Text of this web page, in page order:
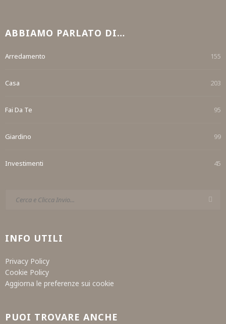
ABBIAMO PARLATO DI…
Arredamento 155
Casa 203
Fai Da Te 95
Giardino 99
Investimenti 45
INFO UTILI
Privacy Policy
Cookie Policy
Aggiorna le preferenze sui cookie
PUOI TROVARE ANCHE